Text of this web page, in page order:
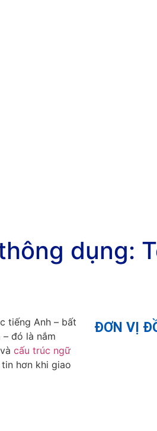
dụng:
tiếng Anh – bất
đó là nắm
cấu trúc ngữ
hơn khi giao
ĐƠN VỊ